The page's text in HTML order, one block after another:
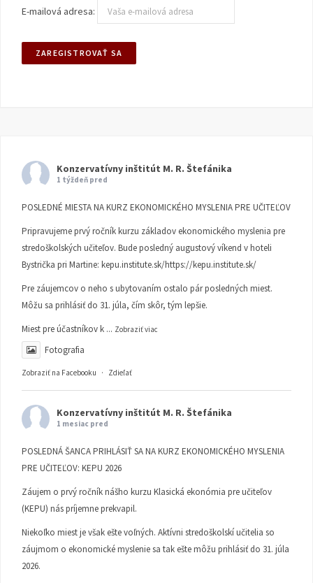
E-mailová adresa:
Konzervatívny inštitút M. R. Štefánika
1 týždeň pred
POSLEDNÉ MIESTA NA KURZ EKONOMICKÉHO MYSLENIA PRE UČITEĽOV
Pripravujeme prvý ročník kurzu základov ekonomického myslenia pre
stredoškolských učiteľov. Bude posledný augustový víkend v hoteli
Bystrička pri Martine: kepu.institute.sk/https://kepu.institute.sk/
Pre záujemcov o neho s ubytovaním ostalo pár posledných miest.
Môžu sa prihlásiť do 31. júla, čím skôr, tým lepšie.
Miest pre účastníkov k ... Zobraziť viac
Fotografia
Zobraziť na Facebooku · Zdieľať
Konzervatívny inštitút M. R. Štefánika
1 mesiac pred
POSLEDNÁ ŠANCA PRIHLÁSIŤ SA NA KURZ EKONOMICKÉHO MYSLENIA
PRE UČITEĽOV: KEPU 2026
Záujem o prvý ročník nášho kurzu Klasická ekonómia pre učiteľov
(KEPU) nás príjemne prekvapil.
Niekoľko miest je však ešte voľných. Aktívni stredoškolskí učitelia so
záujmom o ekonomické myslenie sa tak ešte môžu prihlásiť do 31. júla
2026.